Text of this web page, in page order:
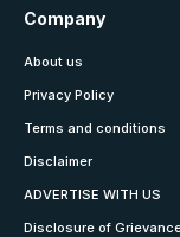
Company
About us
Privacy Policy
Terms and conditions
Disclaimer
ADVERTISE WITH US
Disclosure of